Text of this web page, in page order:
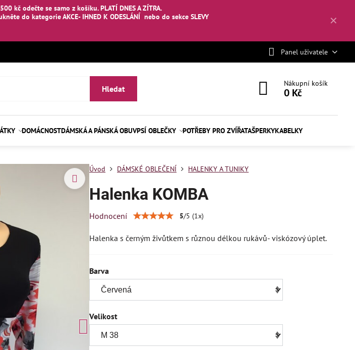
✕
kč odečte se samo z košíku. PLATÍ DNES A ZÍTRA.
do kategorie AKCE- IHNED K ODESLÁNÍ nebodo sekce SLEVY
Panel uživatele
Hledat
Nákupní košík
0 Kč
DOMÁCNOSTDÁMSKÁ A PÁNSKÁ OBUVPSÍ OBLEČKY POTŘEBY PRO ZVÍŘATAŠPERKYKABELKY
Úvod DÁMSKÉ OBLEČENÍ HALENKY A TUNIKY
Halenka KOMBA
Hodnocení 5/5 (1x)
Halenka s černým živůtkem s různou délkou rukávů- viskózový úplet.
Barva
Velikost